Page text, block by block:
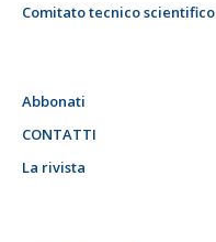
Comitato tecnico scientifico
Abbonati
CONTATTI
La rivista